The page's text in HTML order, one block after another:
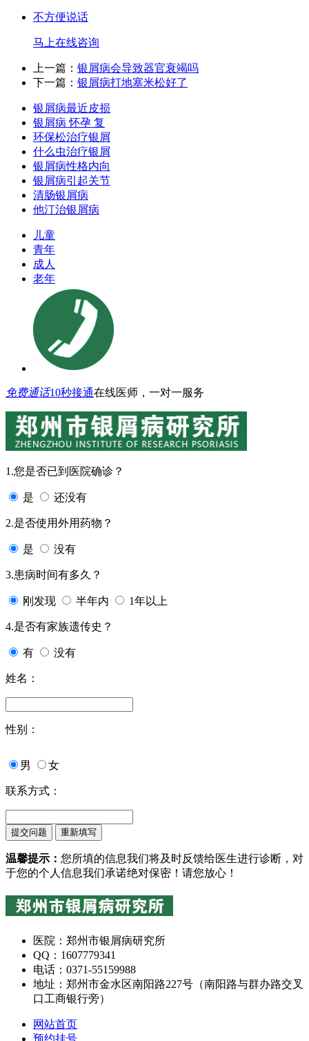
不方便说话
马上在线咨询
上一篇： 银屑病会导致器官衰竭吗
下一篇： 银屑病打地塞米松好了
银屑病最近皮损
银屑病 怀孕 复
环保松治疗银屑
什么虫治疗银屑
银屑病性格内向
银屑病引起关节
清肠银屑病
他汀治银屑病
儿童
青年
成人
老年
免费通话10秒接通在线医师，一对一服务
1.您是否已到医院确诊？
是 还没有
2.是否使用外用药物？
是 没有
3.患病时间有多久？
刚发现 半年内 1年以上
4.是否有家族遗传史？
有 没有
姓名：
性别：
男 女
联系方式：
温馨提示： 您所填的信息我们将及时反馈给医生进行诊断，对
于您的个人信息我们承诺绝对保密！请您放心！
医院：郑州市银屑病研究所
QQ：1607779341
电话：0371-55159988
地址：郑州市金水区南阳路227号（南阳路与群办路交叉
口工商银行旁）
网站首页
预约挂号